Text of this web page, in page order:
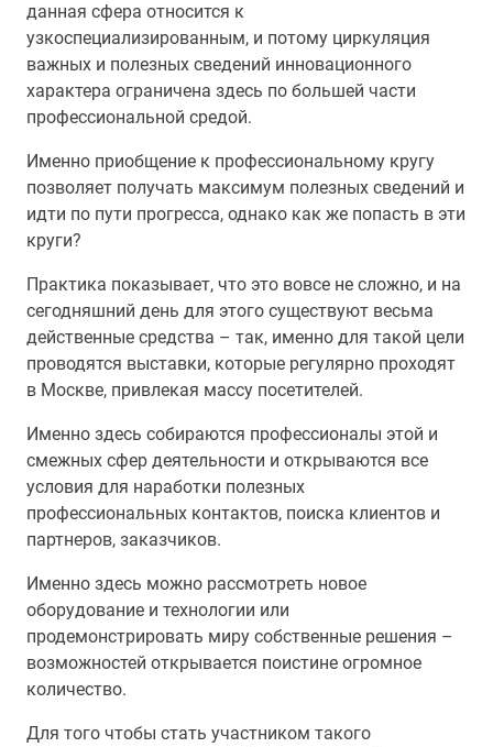
данная сфера относится к
узкоспециализированным, и потому циркуляция
важных и полезных сведений инновационного
характера ограничена здесь по большей части
профессиональной средой.
Именно приобщение к профессиональному кругу
позволяет получать максимум полезных сведений и
идти по пути прогресса, однако как же попасть в эти
круги?
Практика показывает, что это вовсе не сложно, и на
сегодняшний день для этого существуют весьма
действенные средства – так, именно для такой цели
проводятся выставки, которые регулярно проходят
в Москве, привлекая массу посетителей.
Именно здесь собираются профессионалы этой и
смежных сфер деятельности и открываются все
условия для наработки полезных
профессиональных контактов, поиска клиентов и
партнеров, заказчиков.
Именно здесь можно рассмотреть новое
оборудование и технологии или
продемонстрировать миру собственные решения –
возможностей открывается поистине огромное
количество.
Для того чтобы стать участником такого